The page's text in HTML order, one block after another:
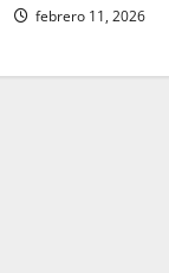
febrero 11, 2026